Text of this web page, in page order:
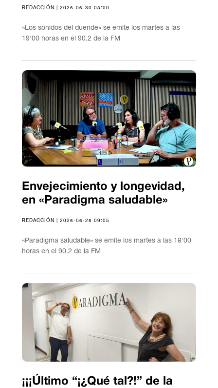
REDACCIÓN | 2026-06-30 08:00
«Los sonidos del duende» se emite los martes a las
19’00 horas en el 90.2 de la FM
Envejecimiento y longevidad,
en «Paradigma saludable»
REDACCIÓN | 2026-06-28 09:05
«Paradigma saludable» se emite los martes a las 18’00
horas en el 90.2 de la FM
¡¡¡Último “¡¿Qué tal?!” de la